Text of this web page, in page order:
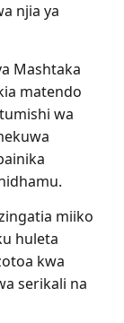
njia ya
Mashtaka
matendo
wa
miiko
huleta
kwa
serikali na